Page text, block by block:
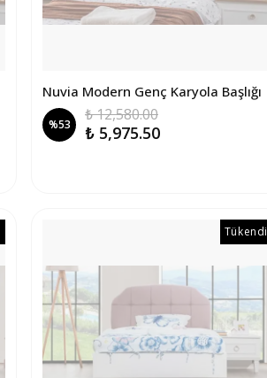
Nuvia Modern Genç Karyola Başlığı
%53
₺ 12,580.00
₺ 5,975.50
Tükendi